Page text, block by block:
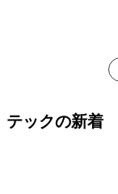
テックの新着